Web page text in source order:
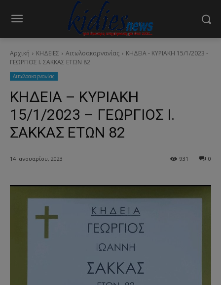
Αρχική ΚΗΔΕΙΕΣ Aιτωλοακαρνανίας
ΚΗΔΕΙΑ - ΚΥΡΙΑΚΗ 15/1/2023 -
ΓΕΩΡΓΙΟΣ Ι. ΣΑΚΚΑΣ ΕΤΩΝ 82
Aιτωλοακαρνανίας
ΚΗΔΕΙΑ – ΚΥΡΙΑΚΗ
15/1/2023 – ΓΕΩΡΓΙΟΣ Ι.
ΣΑΚΚΑΣ ΕΤΩΝ 82
14 Ιανουαρίου, 2023 0
931